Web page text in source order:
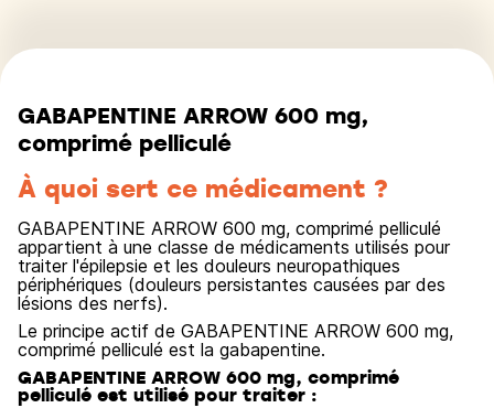
GABAPENTINE ARROW 600 mg,
comprimé pelliculé
À quoi sert ce médicament ?
GABAPENTINE ARROW 600 mg, comprimé pelliculé
appartient à une classe de médicaments utilisés pour
traiter l'épilepsie et les douleurs neuropathiques
périphériques (douleurs persistantes causées par des
lésions des nerfs).
Le principe actif de GABAPENTINE ARROW 600 mg,
comprimé pelliculé est la gabapentine.
GABAPENTINE ARROW 600 mg, comprimé
pelliculé est utilisé pour traiter :